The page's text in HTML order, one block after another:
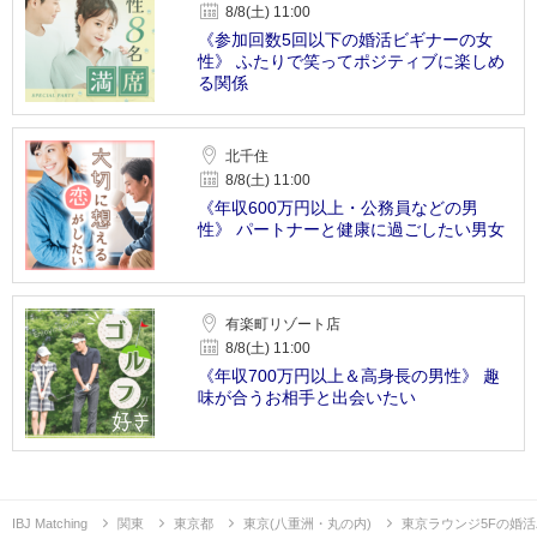
8/8(土) 11:00
《参加回数5回以下の婚活ビギナーの女
性》 ふたりで笑ってポジティブに楽しめ
る関係
北千住
8/8(土) 11:00
《年収600万円以上・公務員などの男
性》 パートナーと健康に過ごしたい男女
有楽町リゾート店
8/8(土) 11:00
《年収700万円以上＆高身長の男性》 趣
味が合うお相手と出会いたい
IBJ Matching 関東 東京都 東京(八重洲・丸の内) 東京ラウンジ5Fの婚